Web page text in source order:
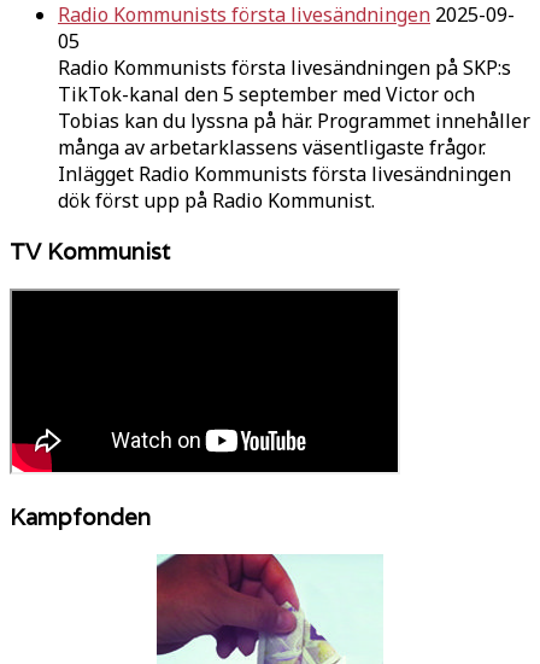
Radio Kommunists första livesändningen 2025-09-
05
Radio Kommunists första livesändningen på SKP:s
TikTok-kanal den 5 september med Victor och
Tobias kan du lyssna på här. Programmet innehåller
många av arbetarklassens väsentligaste frågor.
Inlägget Radio Kommunists första livesändningen
dök först upp på Radio Kommunist.
TV Kommunist
Kampfonden